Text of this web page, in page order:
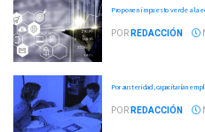
Proponen impuesto verde a la
POR REDACCIÓN
Por austeridad, capacitarían
POR REDACCIÓN